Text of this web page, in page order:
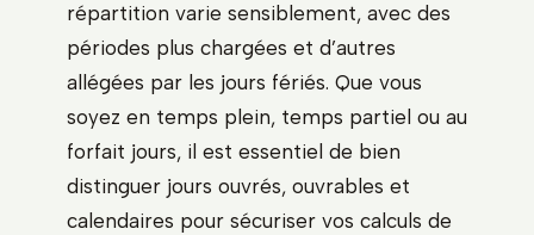
répartition varie sensiblement, avec des
périodes plus chargées et d’autres
allégées par les jours fériés. Que vous
soyez en temps plein, temps partiel ou au
forfait jours, il est essentiel de bien
distinguer jours ouvrés, ouvrables et
calendaires pour sécuriser vos calculs de